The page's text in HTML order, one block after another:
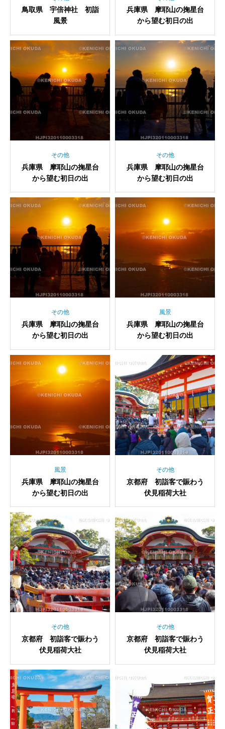
鳥取県 宇倍神社 初詣
風景
兵庫県 摩耶山の掬星台
から望む初日の出
その他
兵庫県 摩耶山の掬星台
から望む初日の出
その他
兵庫県 摩耶山の掬星台
から望む初日の出
その他
兵庫県 摩耶山の掬星台
から望む初日の出
風景
兵庫県 摩耶山の掬星台
から望む初日の出
風景
兵庫県 摩耶山の掬星台
から望む初日の出
その他
京都府 初詣客で賑わう
伏見稲荷大社
その他
京都府 初詣客で賑わう
伏見稲荷大社
その他
京都府 初詣客で賑わう
伏見稲荷大社